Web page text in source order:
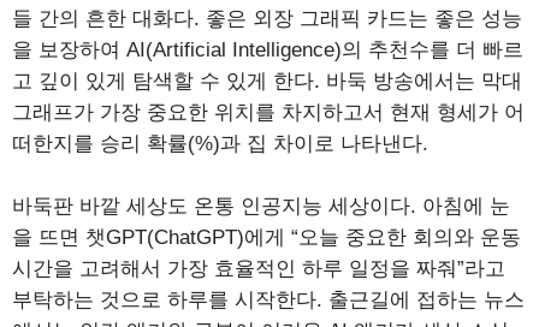
들 간의 흔한 대화다. 좋은 외장 그래픽 카드는 좋은 성능
을 보장하여 AI(Artificial Intelligence)의 추천수를 더 빠르
고 깊이 있게 탐색할 수 있게 한다. 바둑 방송에서는 막대
그래프가 가장 중요한 위치를 차지하고서 현재 형세가 어
떠한지를 승리 확률(%)과 집 차이로 나타낸다.
바둑판 바깥 세상도 온통 인공지능 세상이다. 아침에 눈
을 뜨면 챗GPT(ChatGPT)에게 “오늘 중요한 회의와 운동
시간을 고려해서 가장 효율적인 하루 일정을 짜줘”라고
부탁하는 것으로 하루를 시작한다. 출근길에 접하는 뉴스